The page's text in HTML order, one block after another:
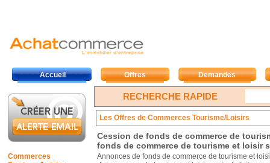
Accueil Offres Demandes
Commerces
RECHERCHE RAPIDE
Les Offres de Commerces Tourisme/Loisirs
Cession de fonds de commerce de
fonds de commerce de tourisme et loisir
Annonces de fonds de commerce de tourisme et